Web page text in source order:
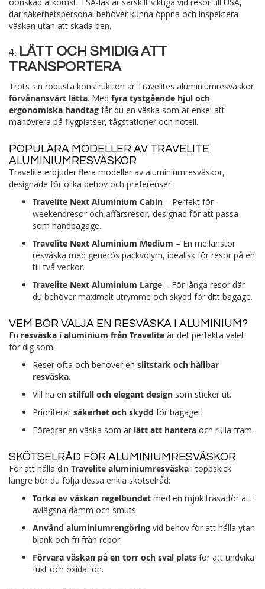
där säkerhetspersonal behöver kunna öppna och inspektera
väskan utan att skada den.
4. LÄTT OCH SMIDIG ATT
TRANSPORTERA
Trots sin robusta konstruktion är Travelites aluminiumresväskor
förvånansvärt lätta. Med fyra tystgående hjul och
ergonomiska handtag får du en väska som är enkel att
manövrera på flygplatser, tågstationer och hotell.
POPULÄRA MODELLER AV TRAVELITE
ALUMINIUMRESVÄSKOR
Travelite erbjuder flera modeller av aluminiumresväskor,
designade för olika behov och preferenser:
Travelite Next Aluminium Cabin – Perfekt för
weekendresor och affärsresor, designad för att passa
som handbagage.
Travelite Next Aluminium Medium – En mellanstor
resväska med generös packvolym, idealisk för resor på en
till två veckor.
Travelite Next Aluminium Large – För långa resor där
du behöver maximalt utrymme och skydd för ditt bagage.
VEM BÖR VÄLJA EN RESVÄSKA I ALUMINIUM?
En resväska i aluminium från Travelite är det perfekta valet
för dig som:
Reser ofta och behöver en slitstark och hållbar
resväska.
Vill ha en stilfull och elegant design som sticker ut.
Prioriterar säkerhet och skydd för bagaget.
Föredrar en väska som är lätt att hantera och rulla fram.
SKÖTSELRÅD FÖR ALUMINIUMRESVÄSKOR
För att hålla din Travelite aluminiumresväska i toppskick
längre bör du följa dessa enkla skötselråd:
Torka av väskan regelbundet med en mjuk trasa för att
avlägsna damm och smuts.
Använd aluminiumrengöring vid behov för att hålla ytan
blank och fri från repor.
Förvara väskan på en torr och sval plats för att undvika
fukt och oxidation.